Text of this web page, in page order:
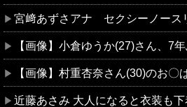
宮﨑あずさアナ セクシーノース
【画像】小倉ゆうか(27)さん、7年ぶり『
【画像】村重杏奈さん(30)のお〇
近藤あさみ 大人になると衣装も下着になり露出度